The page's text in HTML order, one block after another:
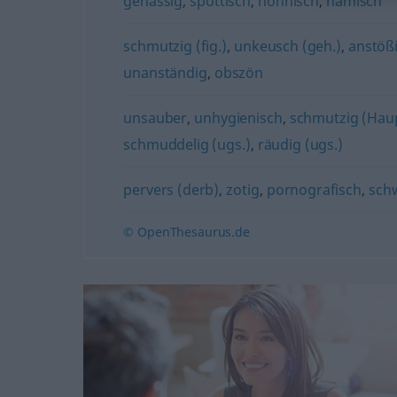
schmutzig (fig.), unkeusch (geh.),
unanständig, obszön
unsauber, unhygienisch, schmutzig
schmuddelig (ugs.), räudig (ugs.)
pervers (derb), zotig, pornografisch,
© OpenThesaurus.de